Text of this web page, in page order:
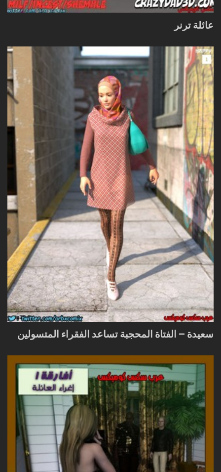
عائلة ترنر
سعيدة – الفتاة المحجبة تساعد الفقراء المتسولين